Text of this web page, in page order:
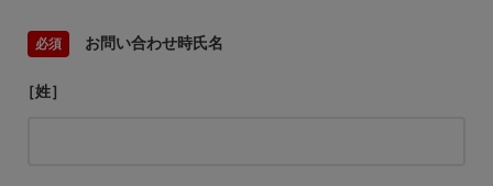
お問い合わせ時氏名
［姓］